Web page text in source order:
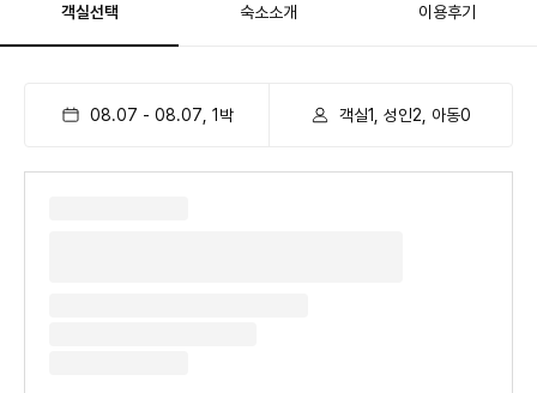
객실선택 숙소소개 이용후기
08.07 - 08.07 1 박 객실1, 성인2, 아동0